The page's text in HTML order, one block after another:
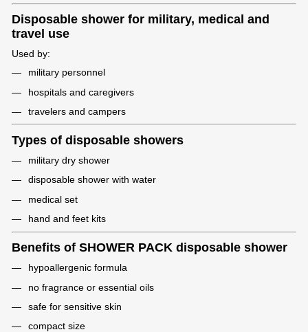
Disposable shower for military, medical and
travel use
Used by:
military personnel
hospitals and caregivers
travelers and campers
Types of disposable showers
military dry shower
disposable shower with water
medical set
hand and feet kits
Benefits of SHOWER PACK disposable shower
hypoallergenic formula
no fragrance or essential oils
safe for sensitive skin
compact size